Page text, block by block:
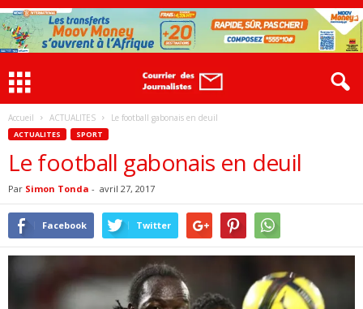
Accueil ACTUALITES Le football gabonais en deuil
ACTUALITES SPORT
Le football gabonais en deuil
Par Simon Tonda - avril 27, 2017
Facebook Twitter